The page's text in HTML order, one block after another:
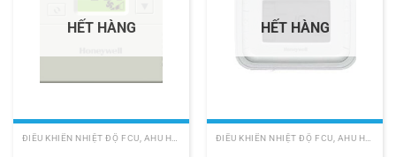
HẾT HÀNG HẾT HÀNG